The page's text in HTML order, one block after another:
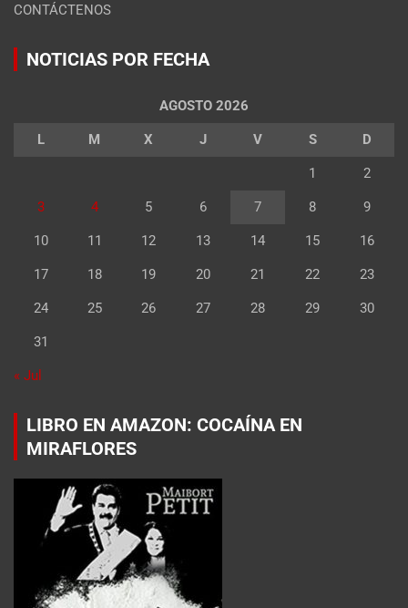
CONTÁCTENOS
NOTICIAS POR FECHA
AGOSTO 2026
L M X J V S D
1 2
3 4 5 6 7 8 9
10 11 12 13 14 15 16
17 18 19 20 21 22 23
24 25 26 27 28 29 30
31
« Jul
LIBRO EN AMAZON: COCAÍNA EN
MIRAFLORES